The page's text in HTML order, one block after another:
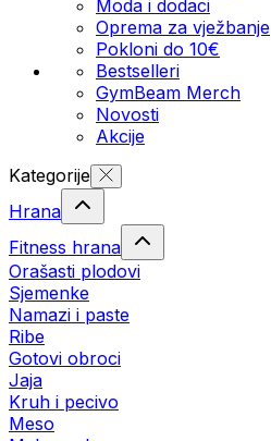
Moda i dodaci
Oprema za vježbanje
Pokloni do 10€
Bestselleri
GymBeam Merch
Novosti
Akcije
Kategorije
Hrana
Fitness hrana
Orašasti plodovi
Sjemenke
Namazi i paste
Ribe
Gotovi obroci
Jaja
Kruh i pecivo
Meso